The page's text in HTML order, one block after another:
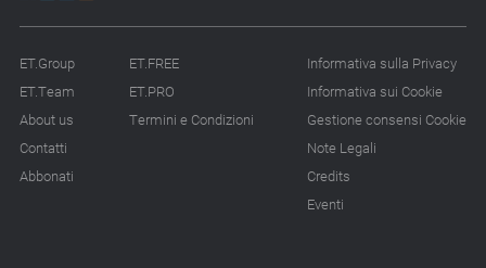
ET.Group
ET.Team
About us
Contatti
Abbonati
ET.FREE
ET.PRO
Termini e Condizioni
Informativa sulla Privacy
Informativa sui Cookie
Gestione consensi Cookie
Note Legali
Credits
Eventi